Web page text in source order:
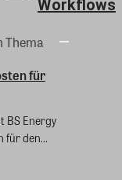
Workflows
Thema
für
BS Energy
für den...